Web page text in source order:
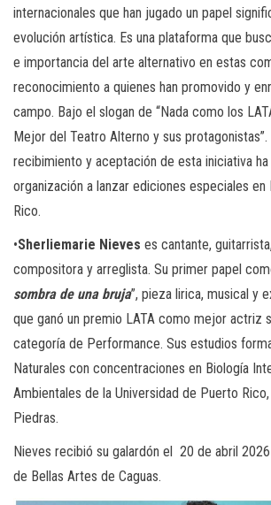
internacionales que han jugado un papel
evolución artística. Es una plataforma que
e importancia del arte alternativo en estas
reconocimiento a quienes han promovido y
campo. Bajo el slogan de “Nada como los
Mejor del Teatro Alterno y sus protagonistas”.
recibimiento y aceptación de esta iniciativa ha
organización a lanzar ediciones especiales en
Rico.
•Sherliemarie Nieves es cantante,
compositora y arreglista. Su primer papel
sombra de una bruja”, pieza lirica, musical y
que ganó un premio LATA como mejor actriz
categoría de Performance. Sus estudios
Naturales con concentraciones en Biología
Ambientales de la Universidad de Puerto
Piedras.
Nieves recibió su galardón el 20 de abril
de Bellas Artes de Caguas.